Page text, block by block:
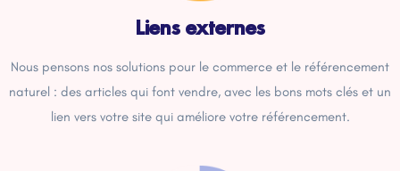
Liens externes
Nous pensons nos solutions pour le commerce et le référencement
naturel : des articles qui font vendre, avec les bons mots clés et un
lien vers votre site qui améliore votre référencement.